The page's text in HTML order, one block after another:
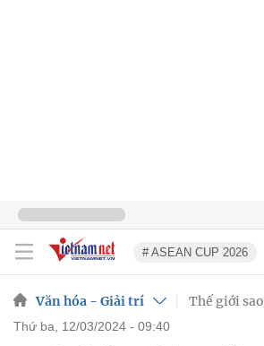
# ASEAN CUP 2026
Văn hóa - Giải trí Thế giới sao
thứ ba, 12/03/2024 - 09:40